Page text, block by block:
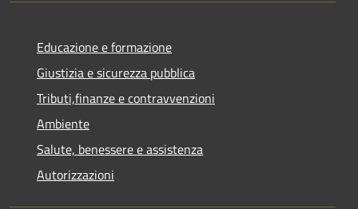
Educazione e formazione
Giustizia e sicurezza pubblica
Tributi,finanze e contravvenzioni
Ambiente
Salute, benessere e assistenza
Autorizzazioni